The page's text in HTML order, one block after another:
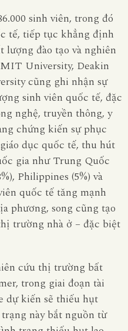
sinh viên, trong đó
tế, tiếp tục khẳng định
lượng đào tạo và nghiên
University, Deakin
cũng ghi nhận sự
sinh viên quốc tế, đặc
nghệ, truyền thông, y
chứng kiến sự phục
dục quốc tế, thu hút
gia như Trung Quốc
Philippines (5%) và
quốc tế tăng mạnh
phương, song cũng tạo
trường nhà ở – đặc biệt
cứu thị trường bất
trong giai đoạn tài
dự kiến sẽ thiếu hụt
này bắt nguồn từ